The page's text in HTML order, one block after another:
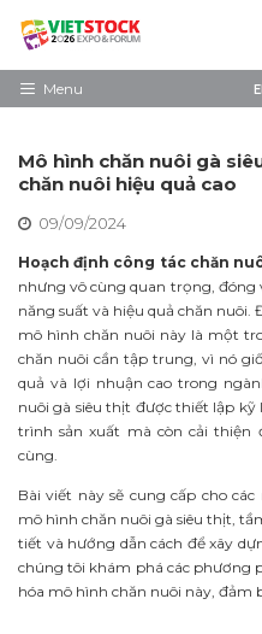
Skip
contentMenu
Về triển lãm
Trưng Bày
Tham Quan
Tin tức
Liên Hệ
Mô hình chăn nuôi gà
chăn nuôi hiệu quả cao
09/09/2024
Hoạch định công tác chăn
nhưng vô cùng quan trọng, đóng
năng suất và hiệu quả chăn nuôi.
mô hình chăn nuôi này là một
chăn nuôi cần tập trung, vì nó
quả và lợi nhuận cao trong
nuôi gà siêu thịt được thiết lập
trình sản xuất mà còn cải thiện
cùng.
Bài viết này sẽ cung cấp cho
mô hình chăn nuôi gà siêu thịt,
tiết và hướng dẫn cách để xây
chúng tôi khám phá các phương
hóa mô hình chăn nuôi này, đảm